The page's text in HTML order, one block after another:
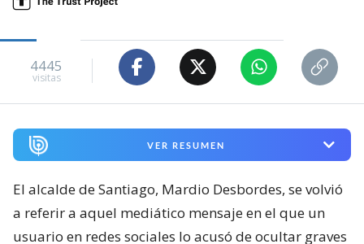
4445
visitas
VER RESUMEN
El alcalde de Santiago, Mardio Desbordes, se volvió
a referir a aquel mediático mensaje en el que un
usuario en redes sociales lo acusó de ocultar graves